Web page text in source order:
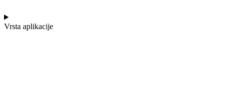
Vrsta aplikacije